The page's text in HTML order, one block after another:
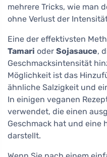
mehrere Tricks, wie man
ohne Verlust der
Eine der effektivsten
Tamari oder Sojasauce,
Geschmacksintensität
Möglichkeit ist das
ähnliche Salzigkeit und
In einigen veganen
verwendet, die einen
Geschmack hat und eine
darstellt.